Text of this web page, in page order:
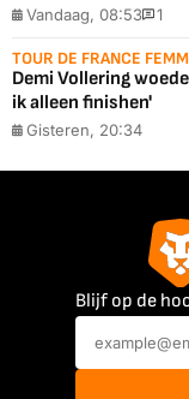
Vandaag, 08:53 1
TOUR DE FRANCE
Demi Vollering
ik alleen finishen'
Gisteren, 20:34
Blijf op de